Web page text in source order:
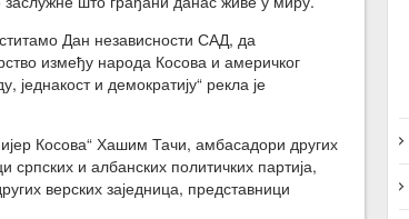
Дан независности САД, да
између народа Косова и америчког
једнакост и демократију“ рекла је
Косова“ Хашим Тачи, амбасадори других
и албанских политичких партија,
верских заједница, представници